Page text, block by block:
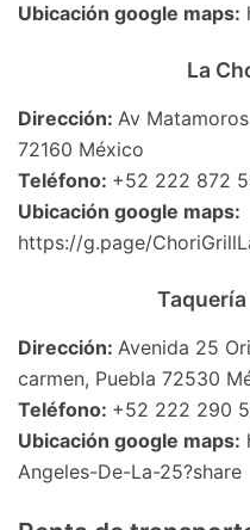
Ubicación google maps:
La
Dirección: Av
72160 México
Teléfono: +52 222 872
Ubicación google maps:
https://g.page/
Dirección: Avenida 25
carmen, Puebla 72530
Teléfono: +52 222 290
Ubicación google maps:
Angeles-De-La-25?share